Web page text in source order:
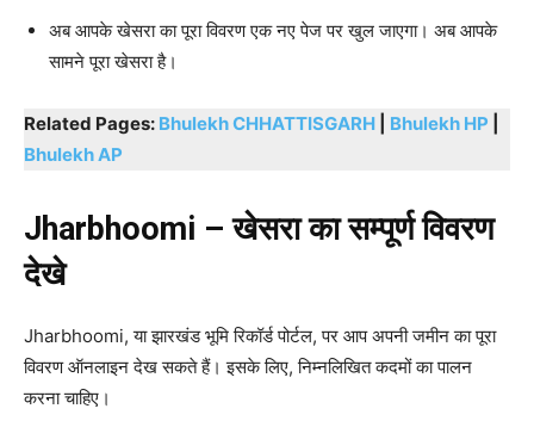
अब आपके खेसरा का पूरा विवरण एक नए पेज पर खुल जाएगा। अब आपके
सामने पूरा खेसरा है।
Related Pages: Bhulekh CHHATTISGARH Bhulekh HP
Bhulekh AP
Jharbhoomi – खेसरा का सम्पूर्ण विवरण
देखे
Jharbhoomi, या झारखंड भूमि रिकॉर्ड पोर्टल, पर आप अपनी जमीन का पूरा
विवरण ऑनलाइन देख सकते हैं। इसके लिए, निम्नलिखित कदमों का पालन
करना चाहिए।